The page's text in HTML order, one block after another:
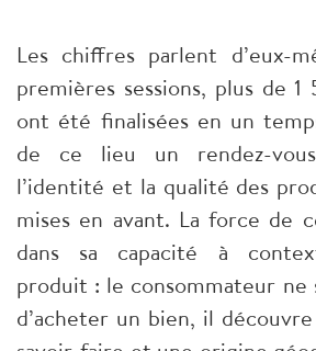
Les chiffres parlent d’eux-
premières sessions, plus de
ont été finalisées en un
de ce lieu un rendez-
l’identité et la qualité des
mises en avant. La force de
dans sa capacité à
produit : le consommateur ne
d’acheter un bien, il